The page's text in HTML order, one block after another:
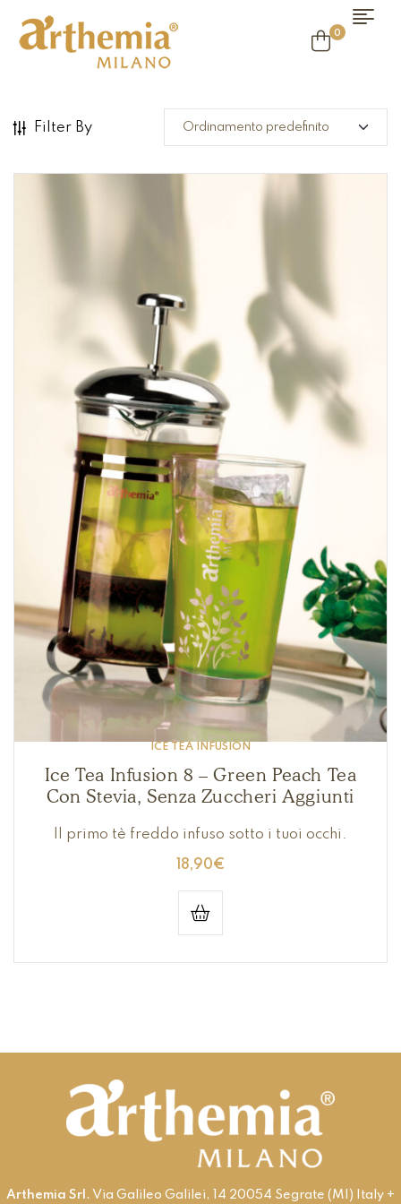
0
Filter By
ICE TEA INFUSION
Ice Tea Infusion 8 – Green Peach Tea
Con Stevia, Senza Zuccheri Aggiunti
Il primo tè freddo infuso sotto i tuoi occhi.
18,90€
Arthemia Srl . Via Galileo Galilei, 14 20054 Segrate (MI) Italy +